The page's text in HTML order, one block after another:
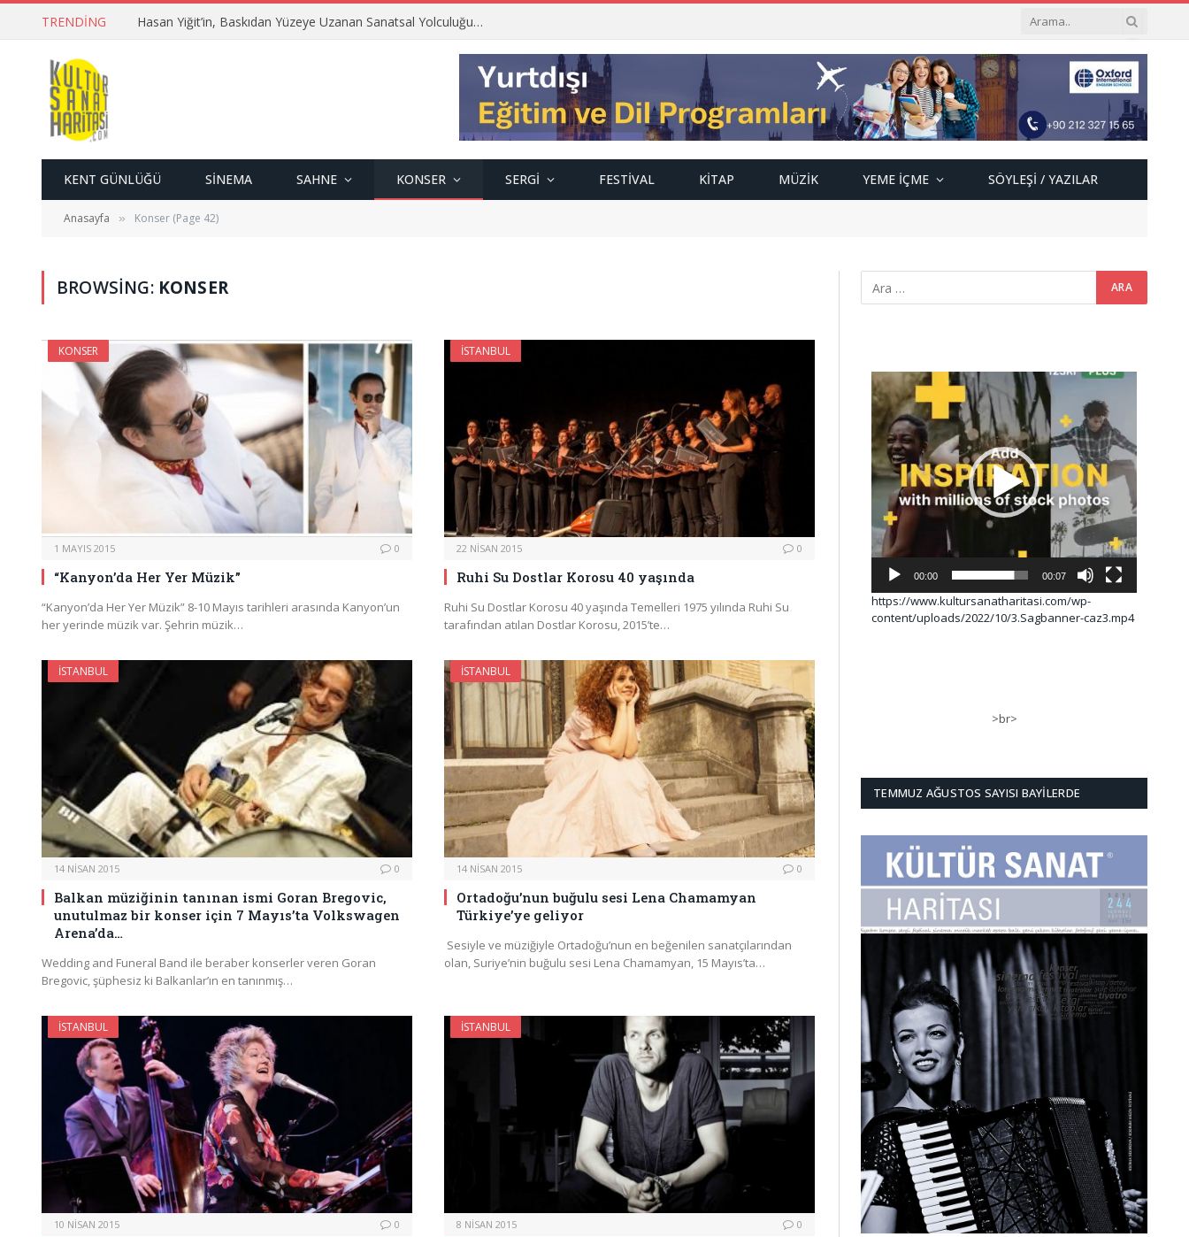
TRENDING Hasan Yiğit’in, Baskıdan Yüzeye Uzanan Sanatsal Yolculuğu…
KENT GÜNLÜĞÜ SINEMA SAHNE KONSER SERGI FESTIVAL KITAP MÜZIK YEME İÇME SÖYLEŞI / YAZILAR
Anasayfa » Konser (Page 42)
BROWSING: KONSER
KONSER
1 MAYIS 2015 0
“Kanyon’da Her Yer Müzik”
“Kanyon’da Her Yer Müzik” 8-10 Mayıs tarihleri arasında Kanyon’un
her yerinde müzik var. Şehrin müzik…
İSTANBUL
22 NISAN 2015 0
Ruhi Su Dostlar Korosu 40 yaşında
Ruhi Su Dostlar Korosu 40 yaşında Temelleri 1975 yılında Ruhi Su
tarafından atılan Dostlar Korosu, 2015’te…
İSTANBUL
14 NISAN 2015 0
Balkan müziğinin tanınan ismi Goran Bregovic,
unutulmaz bir konser için 7 Mayıs’ta Volkswagen
Arena’da…
Wedding and Funeral Band ile beraber konserler veren Goran
Bregovic, şüphesiz ki Balkanlar’ın en tanınmış…
İSTANBUL
14 NISAN 2015 0
Ortadoğu’nun buğulu sesi Lena Chamamyan
Türkiye’ye geliyor
Sesiyle ve müziğiyle Ortadoğu’nun en beğenilen sanatçılarından
olan, Suriye’nin buğulu sesi Lena Chamamyan, 15 Mayıs’ta…
İSTANBUL
10 NISAN 2015 0
İSTANBUL
8 NISAN 2015 0
Video
oynatıcı
00:00 00:07
https://www.kultursanatharitasi.com/wp-
content/uploads/2022/10/3.Sagbanner-caz3.mp4
>br>
TEMMUZ AĞUSTOS SAYISI BAYILERDE